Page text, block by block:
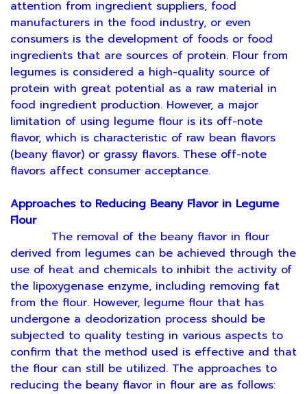
attention from ingredient suppliers, food
manufacturers in the food industry, or even
consumers is the development of foods or food
ingredients that are sources of protein. Flour from
legumes is considered a high-quality source of
protein with great potential as a raw material in
food ingredient production. However, a major
limitation of using legume flour is its off-note
flavor, which is characteristic of raw bean flavors
(beany flavor) or grassy flavors. These off-note
flavors affect consumer acceptance.
Approaches to Reducing Beany Flavor in Legume
Flour
The removal of the beany flavor in flour
derived from legumes can be achieved through the
use of heat and chemicals to inhibit the activity of
the lipoxygenase enzyme, including removing fat
from the flour. However, legume flour that has
undergone a deodorization process should be
subjected to quality testing in various aspects to
confirm that the method used is effective and that
the flour can still be utilized. The approaches to
reducing the beany flavor in flour are as follows: